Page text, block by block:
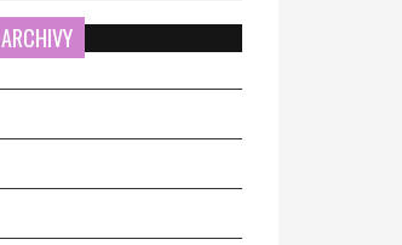
ARCHIVY